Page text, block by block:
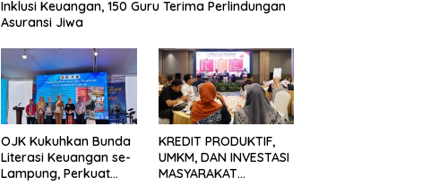
Inklusi Keuangan, 150 Guru Terima Perlindungan
Asuransi Jiwa
OJK Kukuhkan Bunda
Literasi Keuangan se-
Lampung, Perkuat
KREDIT PRODUKTIF,
UMKM, DAN INVESTASI
MASYARAKAT